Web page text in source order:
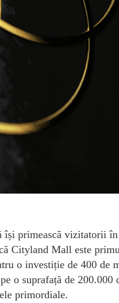
își primească vizitatorii
Cityland Mall este
o investiție de 400 de
o suprafață de 200.000
primordiale.